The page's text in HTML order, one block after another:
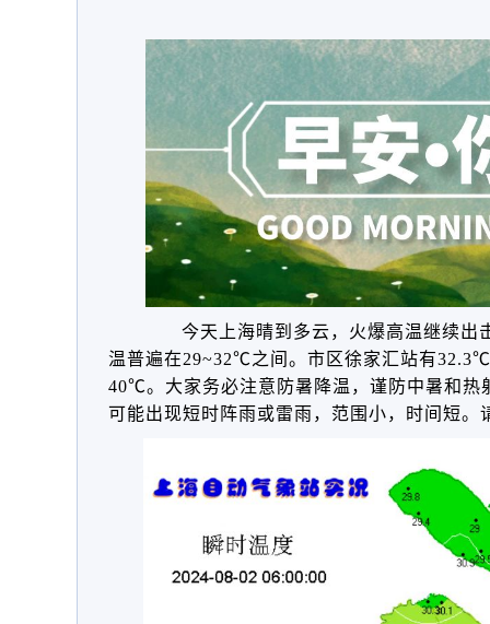
今天 上海晴到多云，火爆高温继续
温普遍在29~32℃之间。市区徐家汇站有
40℃。 大家务必注意防暑降温，谨防中暑和
可能出现短时阵雨或雷雨，范围小，时间短。